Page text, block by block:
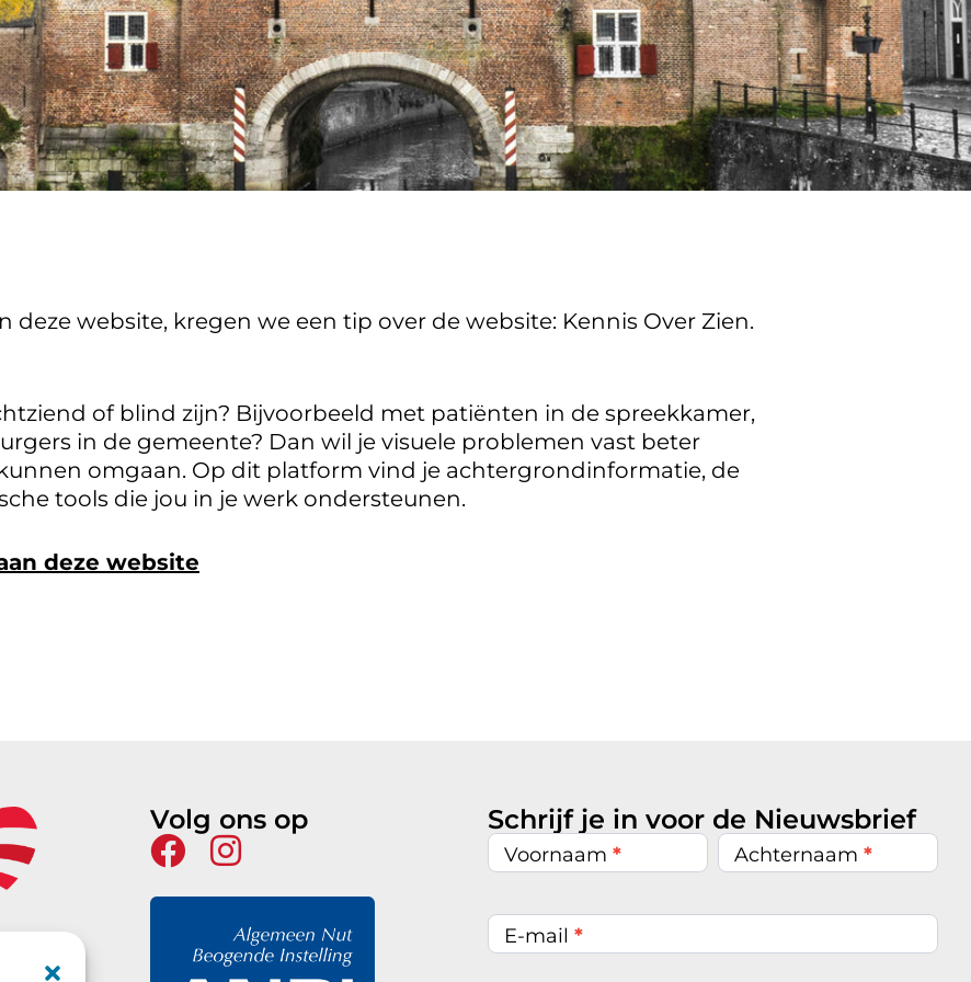
deze website, kregen we een tip over de website: Kennis Over Zien.
of blind zijn? Bijvoorbeeld met patiënten in de spreekkamer,
in de gemeente? Dan wil je visuele problemen vast beter
omgaan. Op dit platform vind je achtergrondinformatie, de
tools die jou in je werk ondersteunen.
deze website
Volg ons op Schrijf je in voor de Nieuwsbrief
Nieuwsbrief
inschrijven
Voornaam* Achternaam *
E-mail*